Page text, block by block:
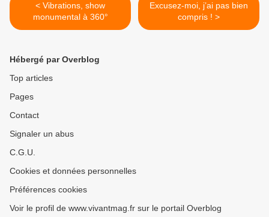
< Vibrations, show
monumental à 360°
Excusez-moi, j’ai pas bien
compris ! >
Hébergé par Overblog
Top articles
Pages
Contact
Signaler un abus
C.G.U.
Cookies et données personnelles
Préférences cookies
Voir le profil de www.vivantmag.fr sur le portail Overblog